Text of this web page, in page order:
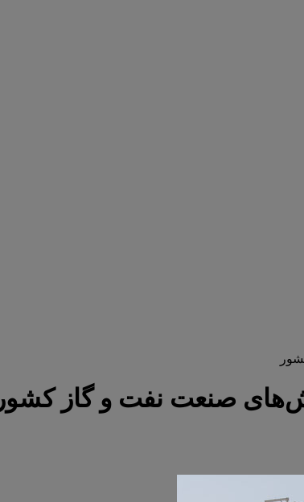
صنعت نفت و گاز کشور